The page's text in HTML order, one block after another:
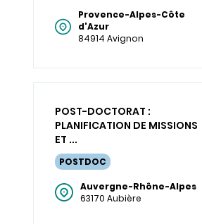
Provence-Alpes-Côte
d'Azur
84914 Avignon
POST-DOCTORAT :
PLANIFICATION DE MISSIONS
ET ...
POSTDOC
Auvergne-Rhône-Alpes
63170 Aubière